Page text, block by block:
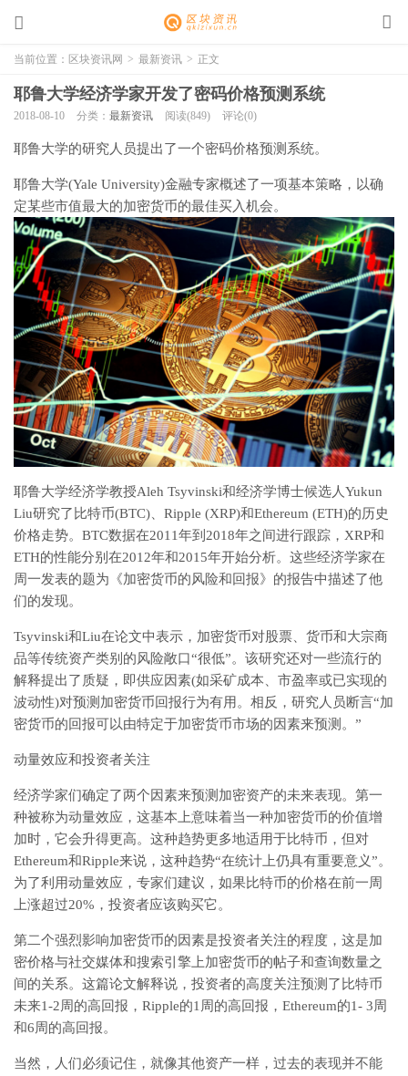
当前位置： 区块资讯网 > 最新资讯 > 正文
耶鲁大学经济学家开发了密码价格预测系统
2018-08-10 分类： 最新资讯 阅读(849) 评论(0)
耶鲁大学的研究人员提出了一个密码价格预测系统。
耶鲁大学(Yale University)金融专家概述了一项基本策略，以确
定某些市值最大的加密货币的最佳买入机会。
耶鲁大学经济学教授Aleh Tsyvinski和经济学博士候选人Yukun
Liu研究了比特币(BTC)、Ripple (XRP)和Ethereum (ETH)的历史
价格走势。BTC数据在2011年到2018年之间进行跟踪，XRP和
ETH的性能分别在2012年和2015年开始分析。这些经济学家在
周一发表的题为《加密货币的风险和回报》的报告中描述了他
们的发现。
Tsyvinski和Liu在论文中表示，加密货币对股票、货币和大宗商
品等传统资产类别的风险敞口“很低”。该研究还对一些流行的
解释提出了质疑，即供应因素(如采矿成本、市盈率或已实现的
波动性)对预测加密货币回报行为有用。相反，研究人员断言“加
密货币的回报可以由特定于加密货币市场的因素来预测。”
动量效应和投资者关注
经济学家们确定了两个因素来预测加密资产的未来表现。第一
种被称为动量效应，这基本上意味着当一种加密货币的价值增
加时，它会升得更高。这种趋势更多地适用于比特币，但对
Ethereum和Ripple来说，这种趋势“在统计上仍具有重要意义”。
为了利用动量效应，专家们建议，如果比特币的价格在前一周
上涨超过20%，投资者应该购买它。
第二个强烈影响加密货币的因素是投资者关注的程度，这是加
密价格与社交媒体和搜索引擎上加密货币的帖子和查询数量之
间的关系。这篇论文解释说，投资者的高度关注预测了比特币
未来1-2周的高回报，Ripple的1周的高回报，Ethereum的1- 3周
和6周的高回报。
当然，人们必须记住，就像其他资产一样，过去的表现并不能